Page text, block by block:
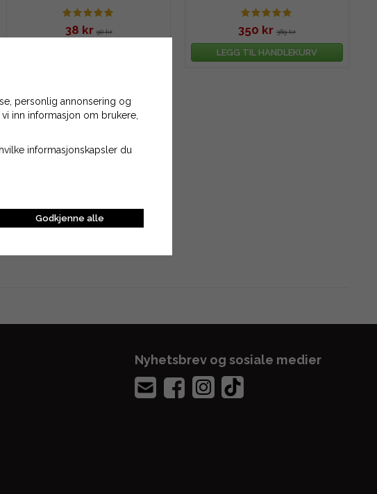
38 kr 90 kr 350 kr 389 kr
LEGG TIL HANDLEKURV
Nyhetsbrev og sosiale medier
personlig annonsering og
inn informasjon om brukere,
informasjonskapsler du
Godkjenne alle